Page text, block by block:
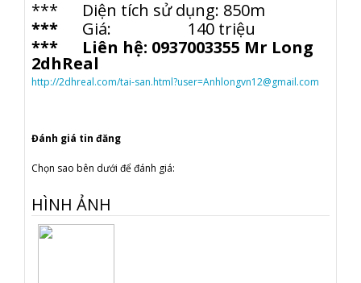
*** Diện tích sử dụng: 850m
*** Giá: 140 triệu
***
Liên hệ: 0937003355 Mr Long
2dhReal
http://2dhreal.com/tai-san.html?user=Anhlongvn12@gmail.com
Đánh giá tin đăng
Chọn sao bên dưới để đánh giá:
HÌNH ẢNH